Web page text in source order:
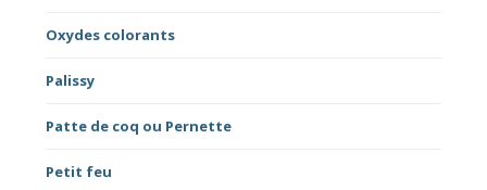
Oxydes colorants
Palissy
Patte de coq ou Pernette
Petit feu